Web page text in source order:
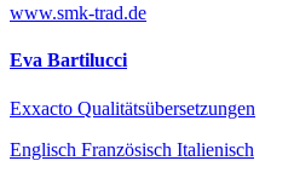
www.smk-trad.de
Eva Bartilucci
Exxacto Qualitätsübersetzungen
Englisch Französisch Italienisch